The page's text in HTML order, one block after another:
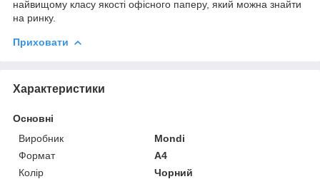
найвищому класу якості офісного паперу, який можна знайти
на ринку.
Приховати
Характеристики
Основні
Виробник
Mondi
Формат
A4
Колір
Чорний